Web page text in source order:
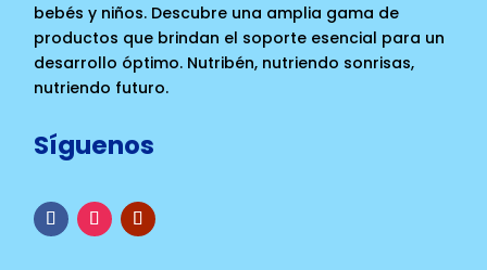
bebés y niños. Descubre una amplia gama de
productos que brindan el soporte esencial para un
desarrollo óptimo. Nutribén, nutriendo sonrisas,
nutriendo futuro.
Síguenos